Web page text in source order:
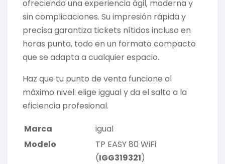
ofreciendo una experiencia ágil, moderna y
sin complicaciones. Su impresión rápida y
precisa garantiza tickets nítidos incluso en
horas punta, todo en un formato compacto
que se adapta a cualquier espacio.
Haz que tu punto de venta funcione al
máximo nivel: elige iggual y da el salto a la
eficiencia profesional.
Marca
igual
Modelo
TP EASY 80 WiFi
(IGG319321)